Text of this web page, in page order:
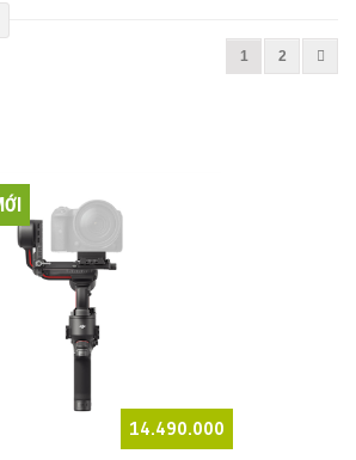
1 2
14.490.000